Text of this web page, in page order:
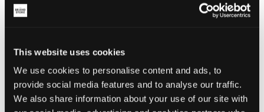
This website uses cookies
We use cookies to personalise content and ads, to
provide social media features and to analyse our traffic.
We also share information about your use of our site with
134-140 cm 170-176 cm
De maat lijkt
Te klein